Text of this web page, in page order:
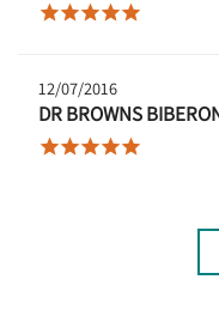

12/07/2016
DR BROWNS
